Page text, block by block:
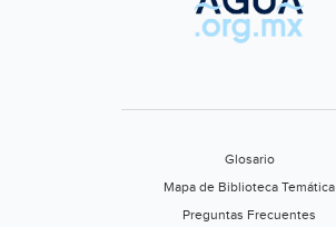
Glosario
Mapa de Biblioteca Temática
Preguntas Frecuentes